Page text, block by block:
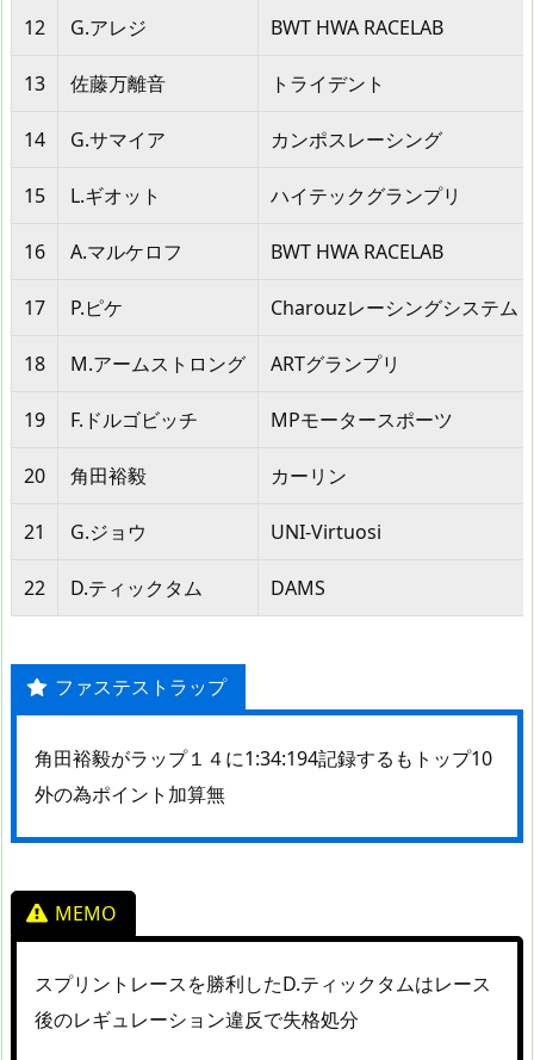
12 G.アレジ BWT HWA RACELAB
13 佐藤万離音 トライデント
14 G.サマイア カンポスレーシング
15 L.ギオット ハイテックグランプリ
16 A.マルケロフ BWT HWA RACELAB
17 P.ピケ Charouzレーシングシステム
18 M.アームストロング ARTグランプリ
19 F.ドルゴビッチ MPモータースポーツ
20 角田裕毅 カーリン
21 G.ジョウ UNI-Virtuosi
22 D.ティックタム DAMS
ファステストラップ
角田裕毅がラップ１４に1:34:194記録するもトップ10
外の為ポイント加算無
MEMO
スプリントレースを勝利したD.ティックタムはレース
後のレギュレーション違反で失格処分